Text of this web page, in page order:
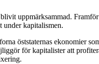
uppmärksammad.
under kapitalismen.
öststaternas ekonomier
för kapitalister att